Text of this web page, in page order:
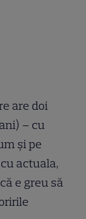
are doi
– cu
şi pe
actuala,
e greu să